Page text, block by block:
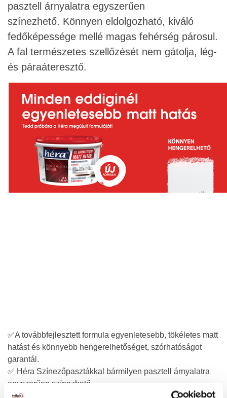
pasztell árnyalatra egyszerűen
színezhető. Könnyen eldolgozható, kiváló
fedőképessége mellé magas fehérség párosul.
A fal természetes szellőzését nem gátolja, lég-
és páraáteresztő.
✅A továbbfejlesztett formula egyenletesebb, tökéletes matt
hatást és könnyebb hengerelhetőséget, szórhatóságot
garantál.
✅ Héra Színezőpasztákkal bármilyen pasztell árnyalatra
egyszerűen színezhető.
✅ Könnyen eldolgozható, kiváló fedőképessége mellé